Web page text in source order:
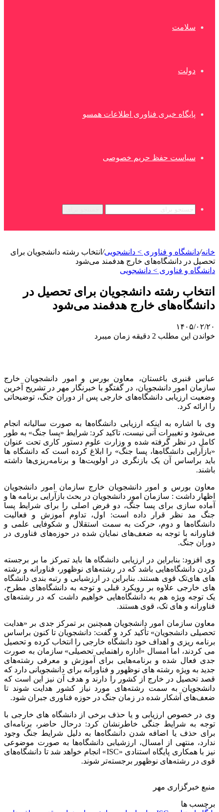
سلامت
دولت
پایگاه خبری فناوری اطلاعات همسو
سیاست حفظ حریم خصوصی
خانه/دانشگاه و فناوری > دانشجویی/ انتخاب رشته دانشجویان برای
تحصیل در دانشگاه‌های خارج هدفمند می‌شود
دانشگاه و فناوری > دانشجویی
انتخاب رشته دانشجویان برای تحصیل در
دانشگاه‌های خارج هدفمند می‌شود
۱۴۰۵/۰۲/۲۰
خواندن این مطلب 2 دقیقه زمان میبرد
عباس قنبری باغستان، معاون بورس و امور دانشجویان خارج
سازمان امور دانشجویان، در گفتگو با خبرنگار مهر در تشریح آخرین
وضعیت ارزیابی دانشگاه‌های خارجی پس از دوران جنگ، توضیحاتی
را ارائه کرد.
وی با اشاره به اینکه ارزیابی دانشگاه‌ها به صورت سالیانه انجام
می‌شود و تغییرات آنی نیست، تاکید کرد: شرایط «پسا جنگ» به طور
کامل در نظر گرفته شده و وزارت علوم دستور کاری تحت عنوان
«بازآرایی دانشگاه‌ها، پسا جنگ» را ابلاغ کرده است که دانشگاه ها
باید براساس آن یک بازنگری در اولویت‌ها و برنامه‌ریزی‌ها داشته
باشند.
معاون بورس و امور دانشجویان خارج سازمان امور دانشجویان
اظهار داشت : سازمان امور دانشجویان در بحث بازآرایی برنامه ها و
آماده سازی برای پسا جنگ، دو فرض اصلی را برای شرایط پسا
جنگ مد نظر قرار داده است: اول، تداوم آموزش و فعالیت
دانشگاه‌ها و دوم، حرکت به سمت استقلال و شکوفایی علمی و
فناورانه با توجه به ضعف‌های نمایان شده در حوزه‌های فناوری در
دوران جنگ.
وی افزود: بنابراین در ارزیابی دانشگاه ها باید تمرکز ما بر برجسته
کردن دانشگاه‌هایی باشد که در رشته‌های نوظهور، فناورانه و رشته
های های‌تک قوی هستند. بنابراین در ارزشیابی و رتبه بندی دانشگاه
های خارجی علاوه بر رویکرد قبلی و توجه به دانشگاه‌های مطرح،
یک توجه ویژه‌ هم به دانشگاه‌هایی خواهیم داشت که در رشته‌های
فناورانه و های تک، قوی هستند.
معاون سازمان امور دانشجویان همچنین بر تمرکز جدی بر «هدایت
تحصیلی دانشجویان» تأکید کرد و گفت: دانشجویان تا کنون براساس
برنامه ریزی و اهداف خود دانشگاه خارجی را انتخاب کرده و تحصیل
می کردند، اما امسال «اداره راهنمایی تحصیلی» سازمان به صورت
جدی فعال شده و برنامه‌هایی برای آموزش و معرفی رشته‌های
جدید به ویژه رشته های نوظهور و فناورانه برای دانشجویانی دارد که
قصد تحصیل در خارج از کشور را دارند و هدف آن نیز این است که
دانشجویان به سمت رشته‌های مورد نیاز کشور هدایت شوند تا
ضعف‌های آشکار شده در زمان جنگ در حوزه فناوری جبران شود.
وی در خصوص ارزیابی و یا حذف برخی از دانشگاه های خارجی با
توجه به شرایط جنگی خاطرنشان کرد: درحال حاضر، برنامه‌ای
برای حذف یا اضافه شدن دانشگاه‌ها به دلیل شرایط جنگ وجود
ندارد، منتهی از امسال، ارزشیابی دانشگاه‌ها به صورت موضوعی
نیز با همکاری پایگاه استنادی «ISC» انجام خواهد شد تا دانشگاه‌های
قوی در رشته‌های نوظهور برجسته‌تر شوند.
منبع خبرگزاری مهر
برچسب ها